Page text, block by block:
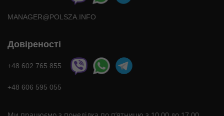
MANAGER@POLSZA.INFO
Довіреності
+48 602 765 855
+48 606 595 055